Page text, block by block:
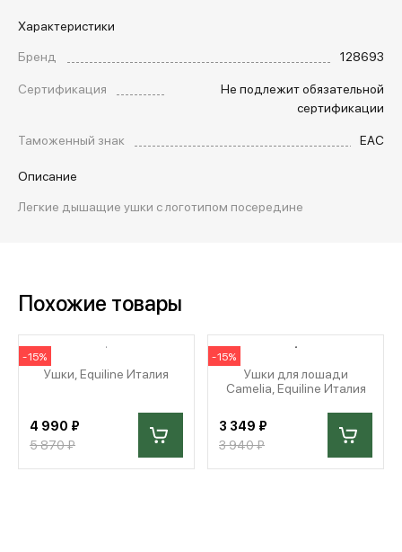
ОПЛАТА И ДОСТАВКА
Вход в личный кабинет
Характеристики
Бренд
128693
Сертификация
Не подлежит обязательной
сертификации
Таможенный знак
EAC
Описание
Легкие дышащие ушки с логотипом посередине
Похожие товары
-15%
Ушки, Equiline Италия
4 990 ₽
5 870 ₽
-15%
Ушки для лошади
Camelia, Equiline Италия
3 349 ₽
3 940 ₽